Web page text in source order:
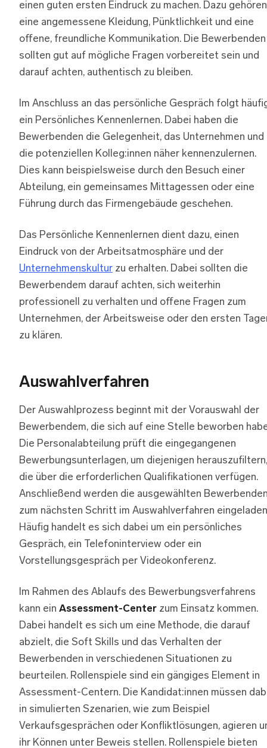
einen guten ersten Eindruck zu machen. Dazu gehören
eine angemessene Kleidung, Pünktlichkeit und eine
offene, freundliche Kommunikation. Die Bewerbenden
sollten gut auf mögliche Fragen vorbereitet sein und
darauf achten, authentisch zu bleiben.
Im Anschluss an das persönliche Gespräch folgt
ein Persönliches Kennenlernen. Dabei haben die
Bewerbenden die Gelegenheit, das Unternehmen und
die potenziellen Kolleg:innen näher kennenzulernen.
Dies kann beispielsweise durch den Besuch einer
Abteilung, ein gemeinsames Mittagessen oder eine
Führung durch das Firmengebäude geschehen.
Das Persönliche Kennenlernen dient dazu, einen
Eindruck von der Arbeitsatmosphäre und der
Unternehmenskultur zu erhalten. Dabei sollten die
Bewerbendem darauf achten, sich weiterhin
professionell zu verhalten und offene Fragen zum
Unternehmen, der Arbeitsweise oder den ersten
zu klären.
Auswahlverfahren
Der Auswahlprozess beginnt mit der Vorauswahl der
Bewerbendem, die sich auf eine Stelle beworben
Die Personalabteilung prüft die eingegangenen
Bewerbungsunterlagen, um diejenigen herauszufiltern,
die über die erforderlichen Qualifikationen verfügen.
Anschließend werden die ausgewählten
zum nächsten Schritt im Auswahlverfahren
Häufig handelt es sich dabei um ein persönliches
Gespräch, ein Telefoninterview oder ein
Vorstellungsgespräch per Videokonferenz.
Im Rahmen des Ablaufs des Bewerbungsverfahrens
kann ein Assessment-Center zum Einsatz kommen.
Dabei handelt es sich um eine Methode, die darauf
abzielt, die Soft Skills und das Verhalten der
Bewerbenden in verschiedenen Situationen zu
beurteilen. Rollenspiele sind ein gängiges Element in
Assessment-Centern. Die Kandidat:innen müssen
in simulierten Szenarien, wie zum Beispiel
Verkaufsgesprächen oder Konfliktlösungen, agieren
ihr Können unter Beweis stellen. Rollenspiele bieten